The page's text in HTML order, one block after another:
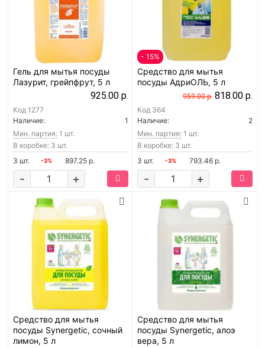
Гель для мытья посуды
Лазурит, грейпфрут, 5 л
925.00 р.
Код 1277
Наличие:
1
Мин. партия: 1 шт.
В коробке: 3 шт.
3 шт.
-3% 897.25 р.
+
-
- 15%
Средство для мытья
посуды АдриОЛЬ, 5 л
959.00 р. 818.00 р.
Код 364
Наличие:
2
Мин. партия: 1 шт.
В коробке: 3 шт.
3 шт.
-3% 793.46 р.
+
-
Средство для мытья
посуды Synergetic, сочный
лимон, 5 л
Средство для мытья
посуды Synergetic, алоэ
вера, 5 л